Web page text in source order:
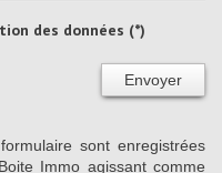
des données (*)
Envoyer
sont enregistrées
Immo agissant comme